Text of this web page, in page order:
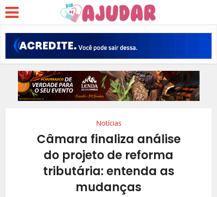
Notícias
Câmara finaliza análise
do projeto de reforma
tributária: entenda as
mudanças